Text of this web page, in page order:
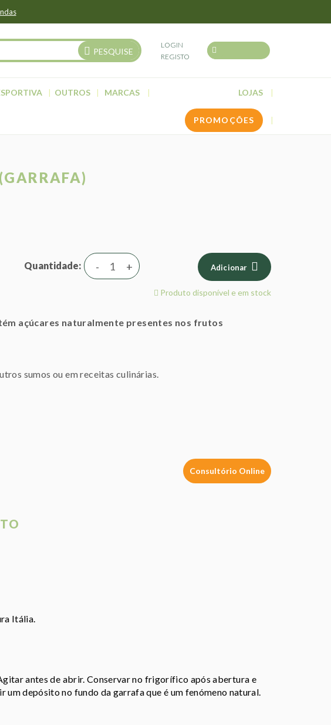
PESQUISE
LOGIN
REGISTO
OUTROS MARCAS LOJAS
PROMOÇÕES
Quantidade +
- Adicionar
Produto disponível e em stock
açúcares naturalmente presentes nos frutos
sumos ou em receitas culinárias.
Consultório Online
Itália.
antes de abrir. Conservar no frigorífico após abertura e
um depósito no fundo da garrafa que é um fenómeno natural.